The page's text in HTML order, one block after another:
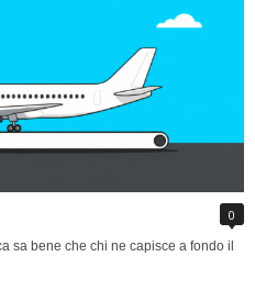
0
sa bene che chi ne capisce a fondo il